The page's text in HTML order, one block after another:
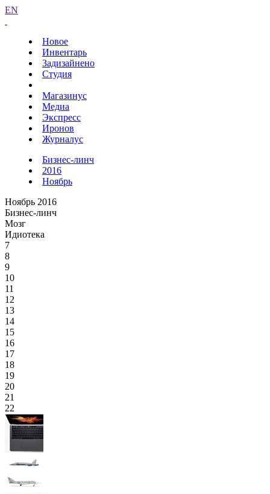
EN
Новое
Инвентарь
Задизайнено
Студия
Магазинус
Медиа
Экспресс
Иронов
Журналус
Бизнес-линч
2016
Ноябрь
Ноябрь 2016
Бизнес-линч
Мозг
Идиотека
7
8
9
10
11
12
13
14
15
16
17
18
19
20
21
22